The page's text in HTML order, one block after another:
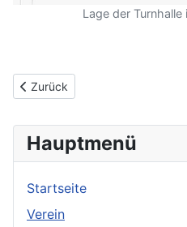
Hauptmenü
Startseite
Verein
Lage der Turnhalle
Vorheriger Beitrag:
Zurück